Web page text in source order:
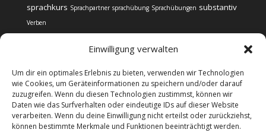
Einwilligung verwalten
Um dir ein optimales Erlebnis zu bieten, verwenden wir Technologien
wie Cookies, um Geräteinformationen zu speichern und/oder darauf
zuzugreifen. Wenn du diesen Technologien zustimmst, können wir
Daten wie das Surfverhalten oder eindeutige IDs auf dieser Website
verarbeiten. Wenn du deine Einwilligung nicht erteilst oder zurückziehst,
können bestimmte Merkmale und Funktionen beeinträchtigt werden.
sprachkurs Sprachpartner sprachübung Sprachübungen substantiv
Verben
Impressum
Datenschutz
Cookie-Richtlinie (EU)